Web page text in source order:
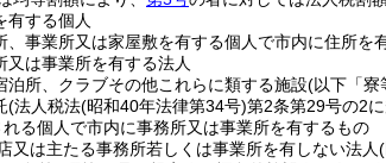
有する個人
、事業所又は家屋敷を有する個人で市内に住所を
又は事業所を有する法人
泊所、クラブその他これらに類する施設(以下「寮
(法人税法(昭和40年法律第34号)第2条第29号の2
れる個人で市内に事務所又は事業所を有するもの
又は主たる事務所若しくは事業所を有しない法人